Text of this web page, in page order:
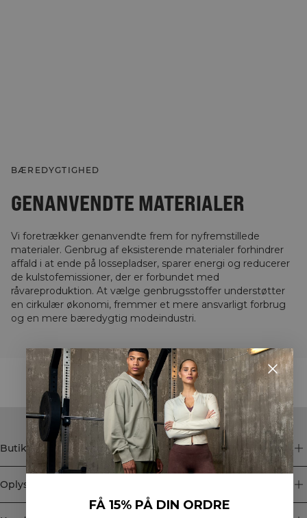
BÆREDYGTIGHED
GENANVENDTE MATERIALER
Vi foretrækker genanvendte frem for nyfremstillede
materialer. Genbrug af eksisterende materialer forhindrer
affald i at ende på lossepladser, sparer energi og reducerer
de kulstofemissioner, der er forbundet med
råvareproduktion. At vælge genbrugsstoffer understøtter
en cirkulær økonomi, fremmer et mere ansvarligt forbrug
og en mere bæredygtig modeindustri.
STYLE WITH
Butik
Oplysninger
FÅ 15% PÅ DIN ORDRE